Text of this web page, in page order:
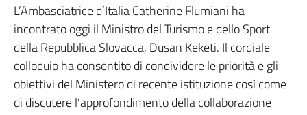
L’Ambasciatrice d’Italia Catherine Flumiani ha
incontrato oggi il Ministro del Turismo e dello Sport
della Repubblica Slovacca, Dusan Keketi. Il cordiale
colloquio ha consentito di condividere le priorità e gli
obiettivi del Ministero di recente istituzione così come
di discutere l’approfondimento della collaborazione